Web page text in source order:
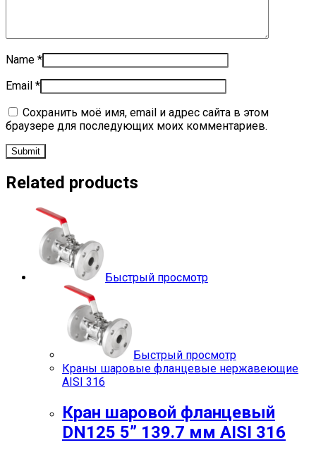
Name *
Email *
Сохранить моё имя, email и адрес сайта в этом
браузере для последующих моих комментариев.
Related products
Быстрый просмотр
Быстрый просмотр
Краны шаровые фланцевые нержавеющие
AISI 316
Кран шаровой фланцевый
DN125 5” 139.7 мм AISI 316